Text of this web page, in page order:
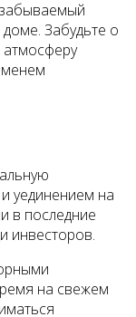
Забудьте о
атмосферу
уединением на
в последние
инвесторов.
на свежем